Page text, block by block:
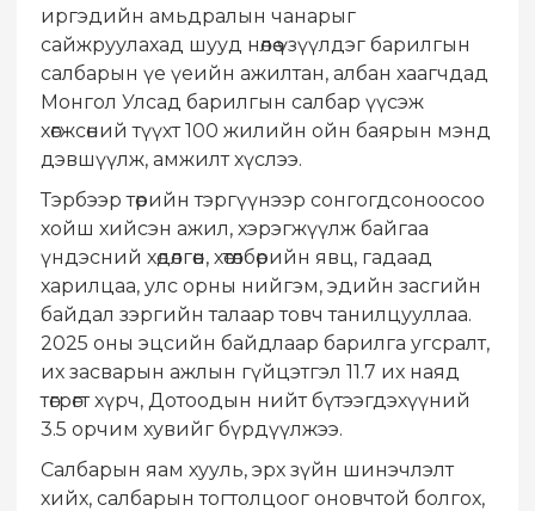
иргэдийн амьдралын чанарыг
сайжруулахад шууд нөлөө үзүүлдэг барилгын
салбарын үе үеийн ажилтан, албан хаагчдад
Монгол Улсад барилгын салбар үүсэж
хөгжсөний түүхт 100 жилийн ойн баярын мэнд
дэвшүүлж, амжилт хүслээ.
Тэрбээр төрийн тэргүүнээр сонгогдсоноосоо
хойш хийсэн ажил, хэрэгжүүлж байгаа
үндэсний хөдөлгөөн, хөтөлбөрийн явц, гадаад
харилцаа, улс орны нийгэм, эдийн засгийн
байдал зэргийн талаар товч танилцууллаа.
2025 оны эцсийн байдлаар барилга угсралт,
их засварын ажлын гүйцэтгэл 11.7 их наяд
төгрөгт хүрч, Дотоодын нийт бүтээгдэхүүний
3.5 орчим хувийг бүрдүүлжээ.
Салбарын яам хууль, эрх зүйн шинэчлэлт
хийх, салбарын тогтолцоог оновчтой болгох,